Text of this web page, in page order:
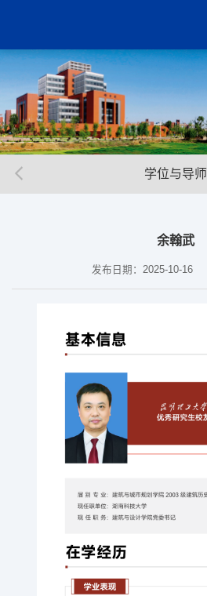
学位与导师
余翰武
发布日期：2025-10-16